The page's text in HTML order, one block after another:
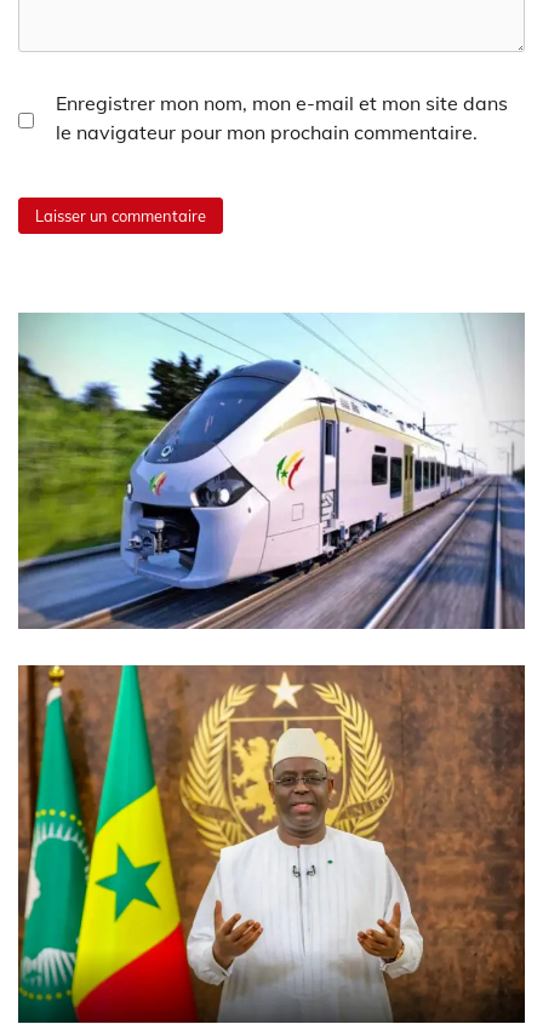
Enregistrer mon nom, mon e-mail et mon site dans
le navigateur pour mon prochain commentaire.